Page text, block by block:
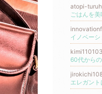
atopi-
イノベー
エレガン